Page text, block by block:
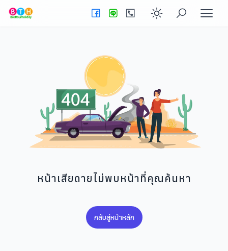
Enable dark
หน้าเสียดายไม่พบหน้าที่คุณค้นหา
กลับสู่หน้าหลัก